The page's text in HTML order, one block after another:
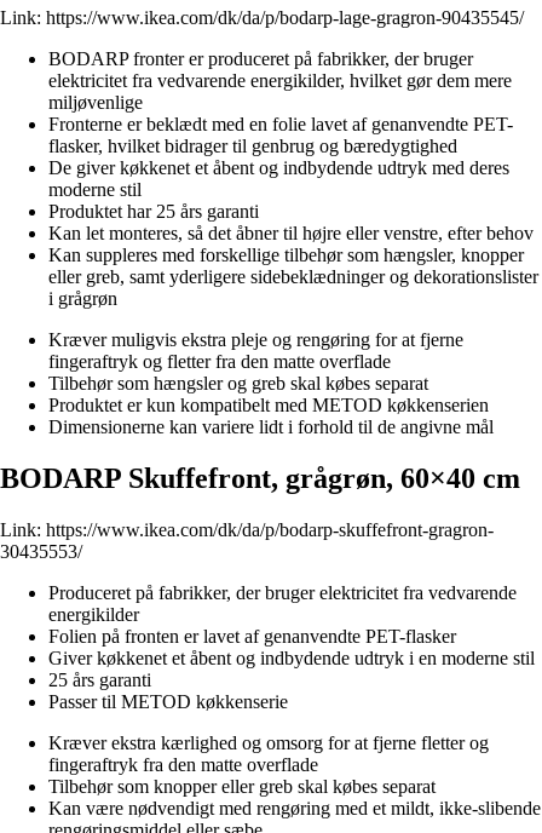
Link: https://www.ikea.com/dk/da/p/bodarp-lage-gragron-90435545/
BODARP fronter er produceret på fabrikker, der bruger
elektricitet fra vedvarende energikilder, hvilket gør dem mere
miljøvenlige
Fronterne er beklædt med en folie lavet af genanvendte PET-
flasker, hvilket bidrager til genbrug og bæredygtighed
De giver køkkenet et åbent og indbydende udtryk med deres
moderne stil
Produktet har 25 års garanti
Kan let monteres, så det åbner til højre eller venstre, efter behov
Kan suppleres med forskellige tilbehør som hængsler, knopper
eller greb, samt yderligere sidebeklædninger og dekorationslister
i grågrøn
Kræver muligvis ekstra pleje og rengøring for at fjerne
fingeraftryk og fletter fra den matte overflade
Tilbehør som hængsler og greb skal købes separat
Produktet er kun kompatibelt med METOD køkkenserien
Dimensionerne kan variere lidt i forhold til de angivne mål
BODARP Skuffefront, grågrøn, 60×40 cm
Link: https://www.ikea.com/dk/da/p/bodarp-skuffefront-gragron-
30435553/
Produceret på fabrikker, der bruger elektricitet fra vedvarende
energikilder
Folien på fronten er lavet af genanvendte PET-flasker
Giver køkkenet et åbent og indbydende udtryk i en moderne stil
25 års garanti
Passer til METOD køkkenserie
Kræver ekstra kærlighed og omsorg for at fjerne fletter og
fingeraftryk fra den matte overflade
Tilbehør som knopper eller greb skal købes separat
Kan være nødvendigt med rengøring med et mildt, ikke-slibende